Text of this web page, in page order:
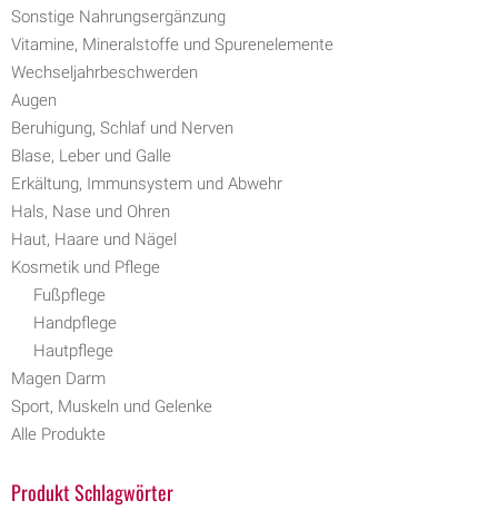
Sonstige Nahrungsergänzung
Vitamine, Mineralstoffe und Spurenelemente
Wechseljahrbeschwerden
Augen
Beruhigung, Schlaf und Nerven
Blase, Leber und Galle
Erkältung, Immunsystem und Abwehr
Hals, Nase und Ohren
Haut, Haare und Nägel
Kosmetik und Pflege
Fußpflege
Handpflege
Hautpflege
Magen Darm
Sport, Muskeln und Gelenke
Alle Produkte
Produkt Schlagwörter